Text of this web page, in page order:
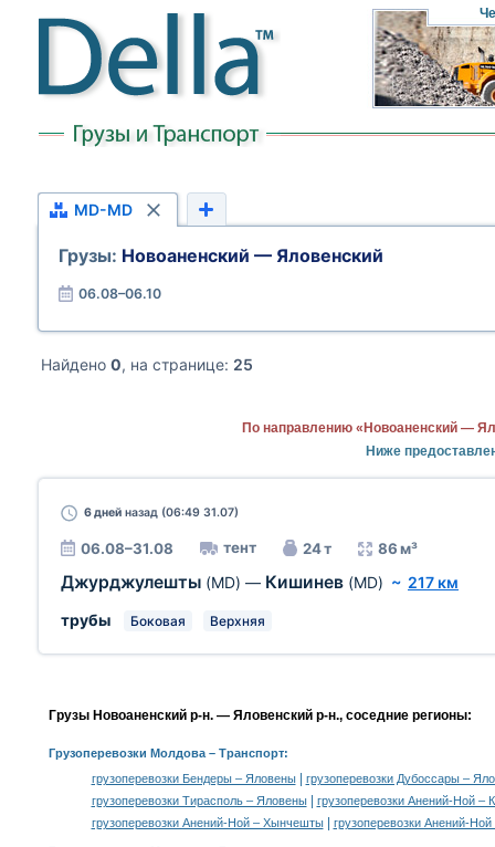
MD-MD
Грузы: Новоаненский — Яловенский
06.08–06.10
Найдено 0, на странице: 25
По направлению «Новоаненский —
Ниже
6 дней назад (06:49 31.07)
06.08–31.08 тент 24 т 86 м³
Джурджулешты (MD) — Кишинев (MD) ~ 217 км
трубы
Боковая Верхняя
Грузы Новоаненский р-н. — Яловенский р-н., соседние регионы:
Грузоперевозки Молдова– Транспорт:
грузоперевозки Бендеры – Яловены|
грузоперевозки Дубоссары –
грузоперевозки Тирасполь – Яловены|
грузоперевозки Анений-Ной –
грузоперевозки Анений-Ной – Хынчешты| грузоперевозки Анений-